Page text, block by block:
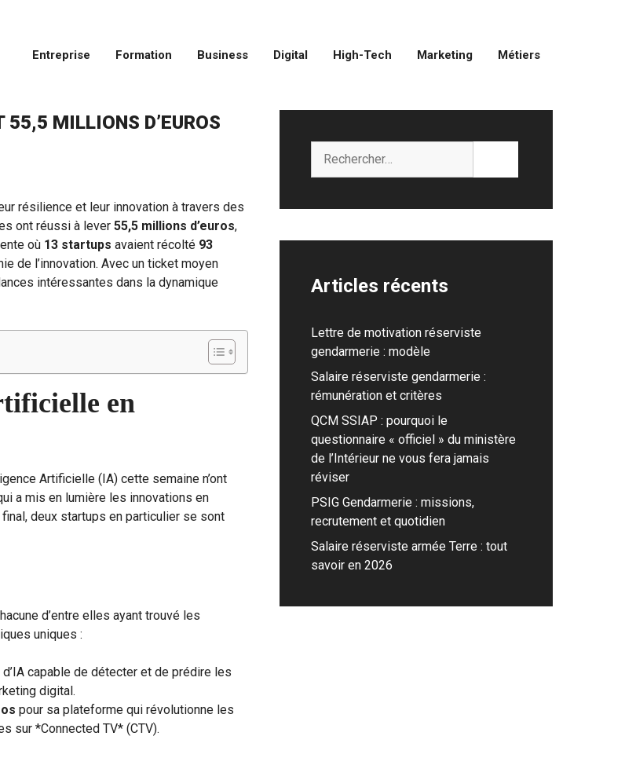
Entreprise Formation Business Digital High-Tech Marketing Métiers
MILLIONS D’EUROS
résilience et leur innovation à travers des
ont réussi à lever 55,5 millions d’euros,
où 13 startups avaient récolté 93
de l’innovation. Avec un ticket moyen
intéressantes dans la dynamique
en
Artificielle (IA) cette semaine n’ont
a mis en lumière les innovations en
deux startups en particulier se sont
d’entre elles ayant trouvé les
uniques :
capable de détecter et de prédire les
digital.
pour sa plateforme qui révolutionne les
sur *Connected TV* (CTV).
Articles récents
Lettre de motivation réserviste
gendarmerie : modèle
Salaire réserviste gendarmerie :
rémunération et critères
QCM SSIAP : pourquoi le
questionnaire « officiel » du ministère
de l’Intérieur ne vous fera jamais
réviser
PSIG Gendarmerie : missions,
recrutement et quotidien
Salaire réserviste armée Terre : tout
savoir en 2026